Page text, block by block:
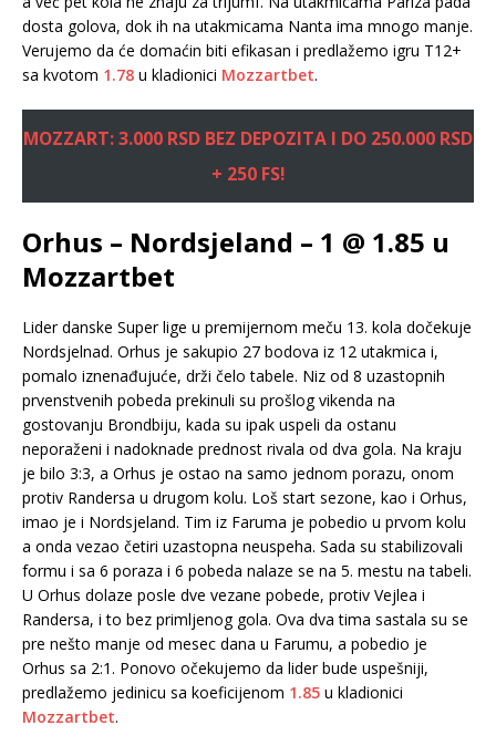
dosta golova, dok ih na utakmicama Nanta ima mnogo manje.
Verujemo da će domaćin biti efikasan i predlažemo igru T12+
sa kvotom 1.78 u kladionici Mozzartbet.
MOZZART: 3.000 RSD BEZ DEPOZITA I DO 250.000 RSD
+ 250 FS!
Orhus – Nordsjeland – 1 @ 1.85 u
Mozzartbet
Lider danske Super lige u premijernom meču 13. kola dočekuje
Nordsjelnad. Orhus je sakupio 27 bodova iz 12 utakmica i,
pomalo iznenađujuće, drži čelo tabele. Niz od 8 uzastopnih
prvenstvenih pobeda prekinuli su prošlog vikenda na
gostovanju Brondbiju, kada su ipak uspeli da ostanu
neporaženi i nadoknade prednost rivala od dva gola. Na kraju
je bilo 3:3, a Orhus je ostao na samo jednom porazu, onom
protiv Randersa u drugom kolu. Loš start sezone, kao i Orhus,
imao je i Nordsjeland. Tim iz Faruma je pobedio u prvom kolu
a onda vezao četiri uzastopna neuspeha. Sada su stabilizovali
formu i sa 6 poraza i 6 pobeda nalaze se na 5. mestu na tabeli.
U Orhus dolaze posle dve vezane pobede, protiv Vejlea i
Randersa, i to bez primljenog gola. Ova dva tima sastala su se
pre nešto manje od mesec dana u Farumu, a pobedio je
Orhus sa 2:1. Ponovo očekujemo da lider bude uspešniji,
predlažemo jedinicu sa koeficijenom 1.85 u kladionici
Mozzartbet.